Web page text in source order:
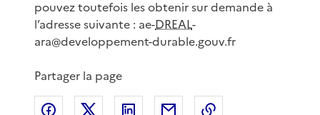
pouvez toutefois les obtenir sur demande à
l’adresse suivante : ae-DREAL-
ara@developpement-durable.gouv.fr
Partager la page
Partager sur Facebook
Partager sur XPartager sur LinkedIn
Partager par email